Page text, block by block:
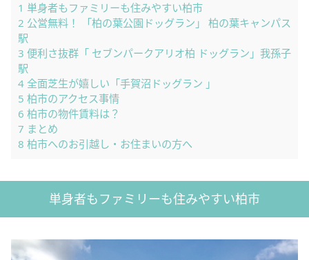
1 単身者もファミリーも住みやすい柏市
2 公営無料！ 「柏の葉公園ドッグラン」 柏の葉キャンパス
駅
3 便利さ抜群「 セブンパークアリオ柏 ドッグラン」我孫子
駅
4 全面芝生が嬉しい「手賀沼ドッグラン 」
5 柏市のアクセス事情
6 柏市の物件賃料は？
7 まとめ
8 柏市へのお引越し・お住まいの方へ
単身者もファミリーも住みやすい柏市